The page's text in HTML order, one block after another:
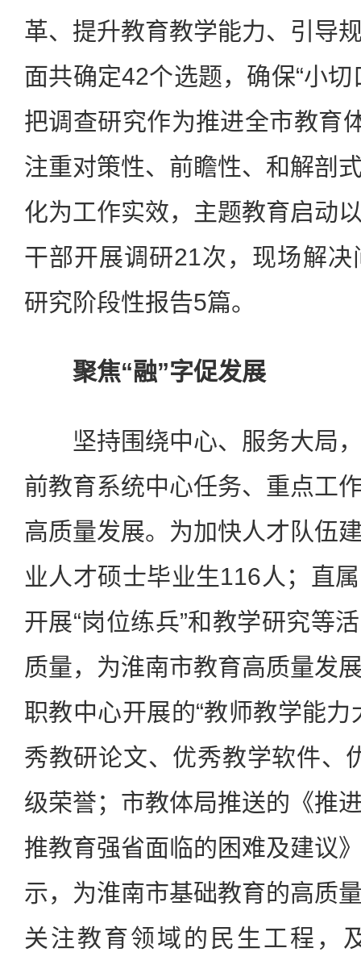
革、提升教育教学能力、引导
面共确定42个选题，确保“小
把调查研究作为推进全市教育
注重对策性、前瞻性、和解剖
化为工作实效，主题教育启动
干部开展调研21次，现场解
研究阶段性报告5篇。
聚焦“融”字促发展
坚持围绕中心、服务大局，
前教育系统中心任务、重点工
高质量发展。为加快人才队伍
业人才硕士毕业生116人；直
开展“岗位练兵”和教学研究等
质量，为淮南市教育高质量发
职教中心开展的“教师教学能力
秀教研论文、优秀教学软件、
级荣誉；市教体局推送的《推
推教育强省面临的困难及建议
示，为淮南市基础教育的高质
关注教育领域的民生工程，